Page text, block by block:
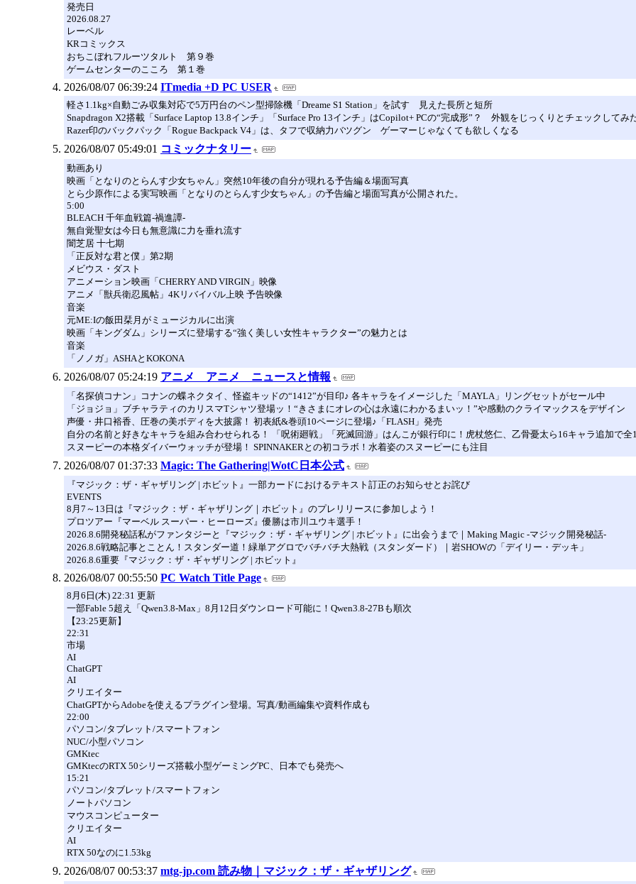
発売日
2026.08.27
レーベル
KRコミックス
おちこぼれフルーツタルト 第９巻
ゲームセンターのこころ 第１巻
2026/08/07 06:39:24 ITmedia +D PC USER
軽さ1.1kg×自動ごみ収集対応で5万円台のペン型掃除機「Dreame S1 Station」を試す 見えた長所と短所
Snapdragon X2搭載「Surface Laptop 13.8インチ」「Surface Pro 13インチ」はCopilot+ PCの“完成形”？ 外観をじっくりとチェックしてみ
Razer印のバックパック「Rogue Backpack V4」は、タフで収納力バツグン ゲーマーじゃなくても欲しくなる
2026/08/07 05:49:01 コミックナタリー
動画あり
映画「となりのとらんす少女ちゃん」突然10年後の自分が現れる予告編＆場面写真
とら少原作による実写映画「となりのとらんす少女ちゃん」の予告編と場面写真が公開された。
5:00
BLEACH 千年血戦篇-禍進譚-
無自覚聖女は今日も無意識に力を垂れ流す
闇芝居 十七期
「正反対な君と僕」第2期
メビウス・ダスト
アニメーション映画「CHERRY AND VIRGIN」映像
アニメ「獣兵衛忍風帖」4Kリバイバル上映 予告映像
音楽
元ME:Iの飯田栞月がミュージカルに出演
映画「キングダム」シリーズに登場する“強く美しい女性キャラクター”の魅力とは
音楽
「ノノガ」ASHAとKOKONA
2026/08/07 05:24:19 アニメ アニメ ニュースと情報
「名探偵コナン」コナンの蝶ネクタイ、怪盗キッドの“1412”が目印♪ 各キャラをイメージした「MAYLA」リングセットがセール中
「ジョジョ」ブチャラティのカリスマTシャツ登場ッ！“きさまにオレの心は永遠にわかるまいッ！”や感動のクライマックスをデザイン
声優・井口裕香、圧巻の美ボディを大披露！ 初表紙&巻頭10ページに登場♪「FLASH」発売
自分の名前と好きなキャラを組み合わせられる！ 「呪術廻戦」「死滅回游」はんこが銀行印に！虎杖悠仁、乙骨憂太ら16キャラ追加で全
スヌーピーの本格ダイバーウォッチが登場！ SPINNAKERとの初コラボ！水着姿のスヌーピーにも注目
2026/08/07 01:37:33 Magic: The Gathering|WotC日本公式
『マジック：ザ・ギャザリング | ホビット』一部カードにおけるテキスト訂正のお知らせとお詫び
EVENTS
8月7～13日は『マジック：ザ・ギャザリング｜ホビット』のプレリリースに参加しよう！
プロツアー『マーベル スーパー・ヒーローズ』優勝は市川ユウキ選手！
2026.8.6開発秘話私がファンタジーと『マジック：ザ・ギャザリング | ホビット』に出会うまで｜Making Magic -マジック開発秘話-
2026.8.6戦略記事とことん！スタンダー道！緑単アグロでバチバチ大熱戦（スタンダード）｜岩SHOWの「デイリー・デッキ」
2026.8.6重要『マジック：ザ・ギャザリング | ホビット』
2026/08/07 00:55:50 PC Watch Title Page
8月6日(木) 22:31 更新
一部Fable 5超え「Qwen3.8-Max」8月12日ダウンロード可能に！Qwen3.8-27Bも順次
【23:25更新】
22:31
市場
AI
ChatGPT
AI
クリエイター
ChatGPTからAdobeを使えるプラグイン登場。写真/動画編集や資料作成も
22:00
パソコン/タブレット/スマートフォン
NUC/小型パソコン
GMKtec
GMKtecのRTX 50シリーズ搭載小型ゲーミングPC、日本でも発売へ
15:21
パソコン/タブレット/スマートフォン
ノートパソコン
マウスコンピューター
クリエイター
AI
RTX 50なのに1.53kg
2026/08/07 00:53:37 mtg-jp.com 読み物｜マジック：ザ・ギャザリング